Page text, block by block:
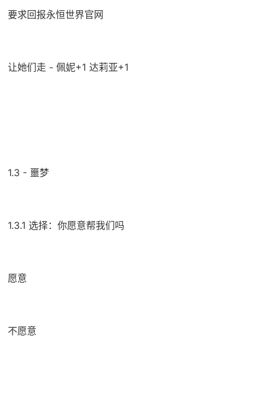
要求回报永恒世界官网
让她们走 - 佩妮+1 达莉亚+1
1.3 - 噩梦
1.3.1 选择：你愿意帮我们吗
愿意
不愿意